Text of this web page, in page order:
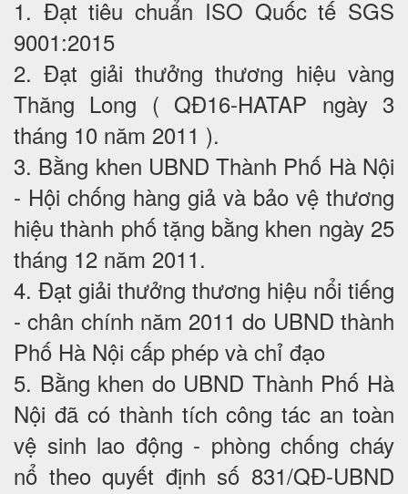
1. Đạt tiêu chuẩn ISO Quốc tế SGS
9001:2015
2. Đạt giải thưởng thương hiệu vàng
Thăng Long ( QĐ16-HATAP ngày 3
tháng 10 năm 2011 ).
3. Bằng khen UBND Thành Phố Hà Nội
- Hội chống hàng giả và bảo vệ thương
hiệu thành phố tặng bằng khen ngày 25
tháng 12 năm 2011.
4. Đạt giải thưởng thương hiệu nổi tiếng
- chân chính năm 2011 do UBND thành
Phố Hà Nội cấp phép và chỉ đạo
5. Bằng khen do UBND Thành Phố Hà
Nội đã có thành tích công tác an toàn
vệ sinh lao động - phòng chống cháy
nổ theo quyết định số 831/QĐ-UBND